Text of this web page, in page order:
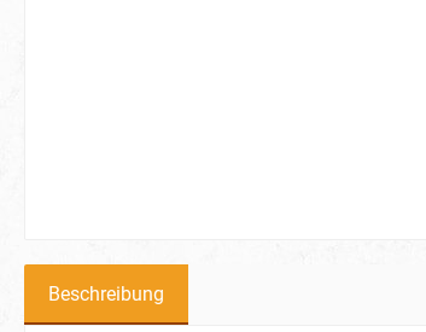
Beschreibung